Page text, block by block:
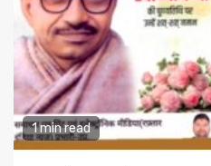
1 min read